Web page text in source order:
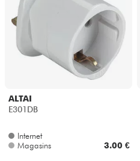
ALTAI
E301DB
Internet
Magasins
3.00 €